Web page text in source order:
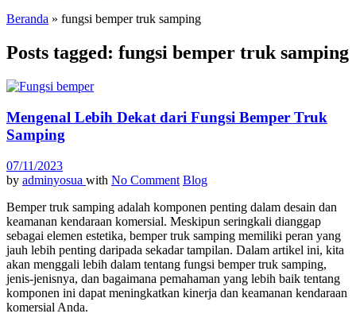
Beranda » fungsi bemper truk samping
Posts tagged: fungsi bemper truk samping
Mengenal Lebih Dekat dari Fungsi Bemper Truk
Samping
07/11/2023
by adminyosua with No Comment Blog
Bemper truk samping adalah komponen penting dalam desain dan
keamanan kendaraan komersial. Meskipun seringkali dianggap
sebagai elemen estetika, bemper truk samping memiliki peran yang
jauh lebih penting daripada sekadar tampilan. Dalam artikel ini, kita
akan menggali lebih dalam tentang fungsi bemper truk samping,
jenis-jenisnya, dan bagaimana pemahaman yang lebih baik tentang
komponen ini dapat meningkatkan kinerja dan keamanan kendaraan
komersial Anda.